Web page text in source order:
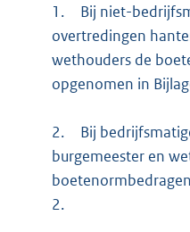
1.
Bij niet-
overtredingen
wethouders de
opgenomen in
2.
Bij
burgemeester en
2.